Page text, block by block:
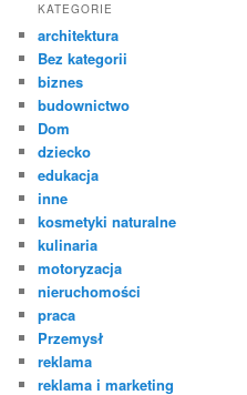
KATEGORIE
architektura
Bez kategorii
biznes
budownictwo
Dom
dziecko
edukacja
inne
kosmetyki naturalne
kulinaria
motoryzacja
nieruchomości
praca
Przemysł
reklama
reklama i marketing